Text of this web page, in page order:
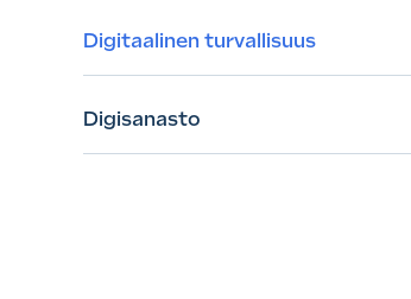
Digitaalinen turvallisuus
Digisanasto